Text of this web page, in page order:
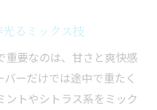
るミックス技
重要なのは、甘さと爽快感
ーだけでは途中で重たく
トやシトラス系をミック